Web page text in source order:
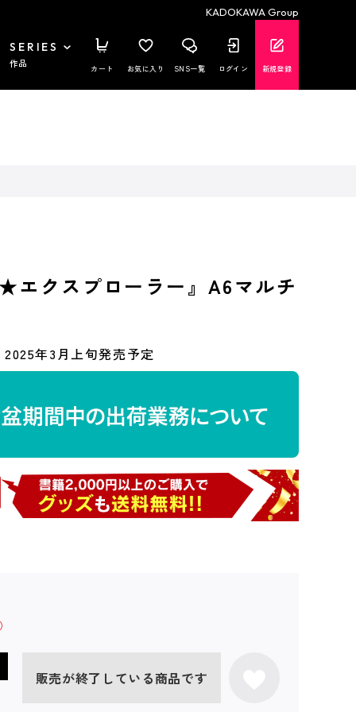
KADOKAWA Group
SERIES
作品 カート お気に入り SNS一覧 ログイン 新規登録
★エクスプローラー』A6マルチ
2025年3月上旬発売予定
販売が終了している商品です